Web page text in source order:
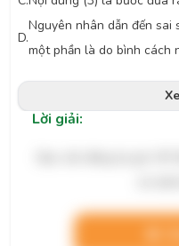
D.
Nguyên nhân dẫn đến
một phần là do bình cách
Lời giải: